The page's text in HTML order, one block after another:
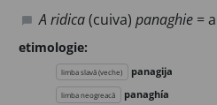
chat_bubble A ridica(cuiva)panaghie =
etimologie:
limba slavă (veche) panagija
limba neogreacă panaghía